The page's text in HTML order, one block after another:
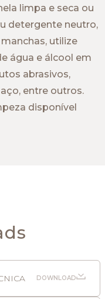
limpa e seca ou
detergente neutro,
utilize
água e álcool em
abrasivos,
entre outros.
disponível
DOWNLOAD